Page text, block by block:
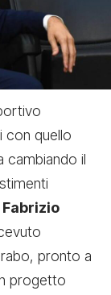
con quello
cambiando il
Fabrizio
pronto a
progetto